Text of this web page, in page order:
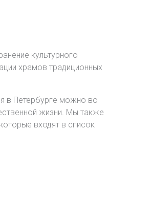
культурного
храмов традиционных
в Петербурге можно во
жизни. Мы также
входят в список